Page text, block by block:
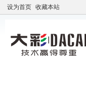
设为首页 收藏本站